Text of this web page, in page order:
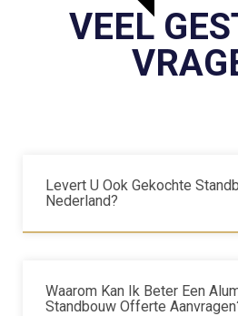
VEEL
Levert U Ook Gekochte
Nederland?
Waarom Kan Ik Beter Een
Standbouw Offerte